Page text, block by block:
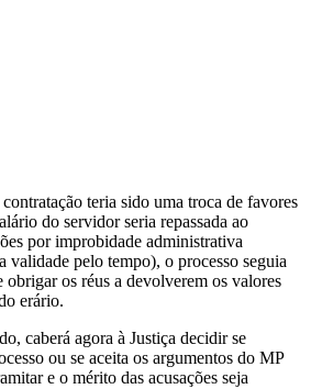
teria sido uma troca de favores
do servidor seria repassada ao
por improbidade administrativa
validade pelo tempo), o processo seguia
obrigar os réus a devolverem os valores
erário.
caberá agora à Justiça decidir se
ou se aceita os argumentos do MP
e o mérito das acusações seja